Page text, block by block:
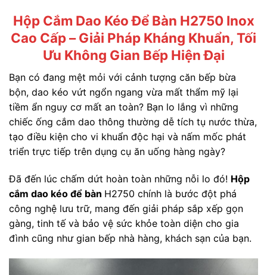
Hộp Cắm Dao Kéo Để Bàn H2750 Inox
Cao Cấp – Giải Pháp Kháng Khuẩn, Tối
Ưu Không Gian Bếp Hiện Đại
Bạn có đang mệt mỏi với cảnh tượng căn bếp bừa
bộn, dao kéo vứt ngổn ngang vừa mất thẩm mỹ lại
tiềm ẩn nguy cơ mất an toàn? Bạn lo lắng vì những
chiếc ống cắm dao thông thường dễ tích tụ nước thừa,
tạo điều kiện cho vi khuẩn độc hại và nấm mốc phát
triển trực tiếp trên dụng cụ ăn uống hàng ngày?
Đã đến lúc chấm dứt hoàn toàn những nỗi lo đó! Hộp
cắm dao kéo để bàn H2750 chính là bước đột phá
công nghệ lưu trữ, mang đến giải pháp sắp xếp gọn
gàng, tinh tế và bảo vệ sức khỏe toàn diện cho gia
đình cũng như gian bếp nhà hàng, khách sạn của bạn.